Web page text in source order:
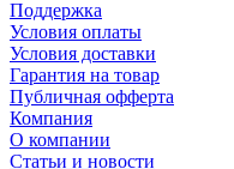
Поддержка
Условия оплаты
Условия доставки
Гарантия на товар
Публичная офферта
Компания
О компании
Статьи и новости